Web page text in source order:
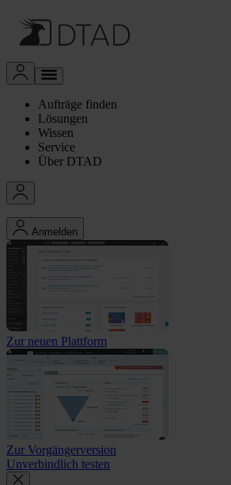
Aufträge finden
Lösungen
Wissen
Service
Über DTAD
Anmelden
Zur neuen Plattform
Zur Vorgängerversion
Unverbindlich testen